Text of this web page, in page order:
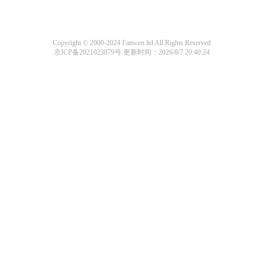
Copyright © 2000-2024 Fanwen.ltd All Rights Reserved
京ICP备2021023879号更新时间：2026/8/7 20:40:24